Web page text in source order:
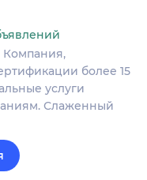
более 15
услуги
Слаженный